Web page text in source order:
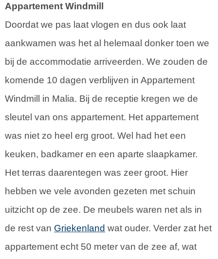
Appartement Windmill
Doordat we pas laat vlogen en dus ook laat
aankwamen was het al helemaal donker toen we
bij de accommodatie arriveerden. We zouden de
komende 10 dagen verblijven in Appartement
Windmill in Malia. Bij de receptie kregen we de
sleutel van ons appartement. Het appartement
was niet zo heel erg groot. Wel had het een
keuken, badkamer en een aparte slaapkamer.
Het terras daarentegen was zeer groot. Hier
hebben we vele avonden gezeten met schuin
uitzicht op de zee. De meubels waren net als in
de rest van Griekenland wat ouder. Verder zat het
appartement echt 50 meter van de zee af, wat